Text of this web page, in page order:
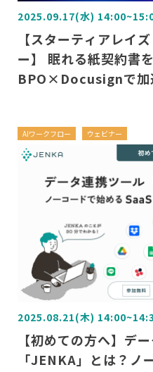
2025.09.17(水)
【スターティアレ
ー】 眠れる紙契約書
BPO×Docusignで加
AIワークフロー ウェビナー
2025.08.21(木)
【初めての方へ】デ
「JENKA」とは？ノ